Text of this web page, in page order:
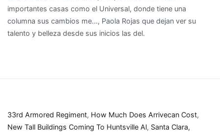
33rd Armored Regiment, How Much Does Arrivecan Cost,
New Tall Buildings Coming To Huntsville Al, Santa Clara,